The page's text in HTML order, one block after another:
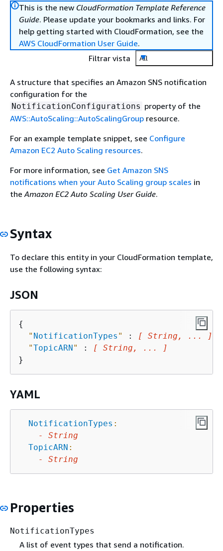
This is the new CloudFormation Template Reference
Guide. Please update your bookmarks and links. For
help getting started with CloudFormation, see the
AWS CloudFormation User Guide.
Filtrar vista
All
A structure that specifies an Amazon SNS notification
configuration for the
NotificationConfigurations property of the
AWS::AutoScaling::AutoScalingGroup resource.
For an example template snippet, see Configure
Amazon EC2 Auto Scaling resources.
For more information, see Get Amazon SNS
notifications when your Auto Scaling group scales in
theAmazon EC2 Auto Scaling User Guide.
Syntax
To declare this entity in your CloudFormation template,
use the following syntax:
JSON
{
" NotificationTypes " : [ String, ... ]
"TopicARN" :
[ String, ... ]
YAML
NotificationTypes :
-
String
TopicARN :
-
String
Properties
NotificationTypes
A list of event types that send a notification.